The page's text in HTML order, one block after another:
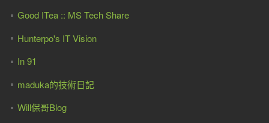
Good ITea :: MS Tech Share
Hunterpo's IT Vision
In 91
maduka的技術日記
Will保哥Blog